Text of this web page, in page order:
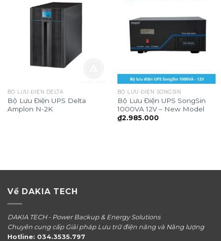
BỘ LƯU ĐIỆN DELTA
Bộ Lưu Điện UPS Delta
Amplon N-2K
BỘ LƯU ĐIỆN SONGSIN
Bộ Lưu Điện UPS SongSin
1000VA 12V – New Model
₫2.985.000
Về DAKIA TECH
DAKIA TECH - Power Backup & Energy Solutions
Chuyên cung cấp Giải pháp Lưu trữ điện năng và Năng lượng
Hotline: 034.3535.797